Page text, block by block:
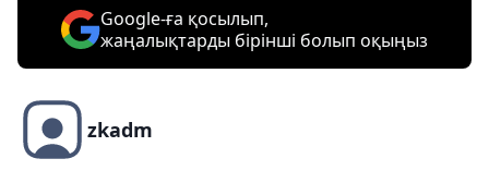
Google-ға қосылып,
жаңалықтарды бірінші болып оқыңыз
zkadm